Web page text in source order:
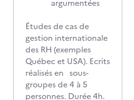
argumentées
Études de cas de
gestion internationale
des RH (exemples
Québec et USA). Ecrits
réalisés en sous-
groupes de 4 à 5
personnes. Durée 4h.